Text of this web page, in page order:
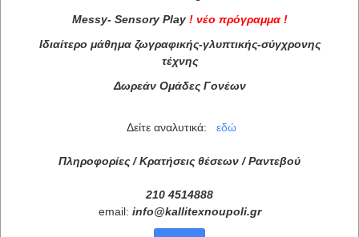
Messy- Sensory Play ! νέο πρόγραμμα !
Ιδιαίτερο μάθημα ζωγραφικής-γλυπτικής-σύγχρονης
τέχνης
Δωρεάν Ομάδες Γονέων
Δείτε αναλυτικά: εδώ
Πληροφορίες / Κρατήσεις θέσεων / Ραντεβού
210 4514888
email: info@kallitexnoupoli.gr